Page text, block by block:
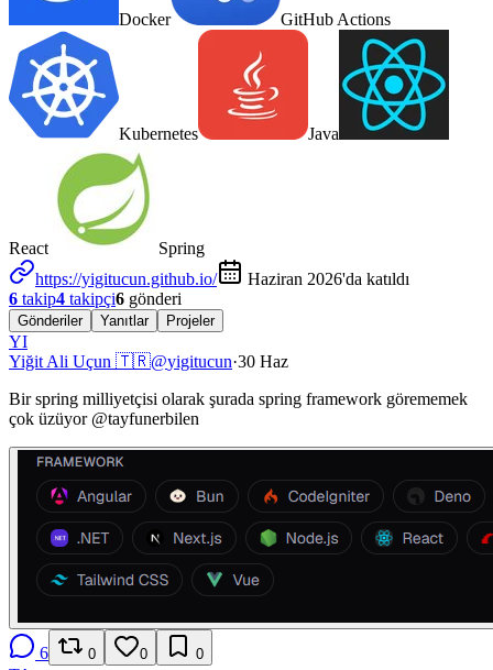
Docker GitHub Actions
Kubernetes Java
React
Spring
https://yigitucun.github.io/
Haziran 2026'da katıldı
6 takip4 takipçi6 gönderi
Gönderiler Yanıtlar Projeler
YI
Yiğit Ali Uçun 🇹🇷@yigitucun·30 Haz
Bir spring milliyetçisi olarak şurada spring framework görememek
çok üzüyor @tayfunerbilen
6 0 0 0